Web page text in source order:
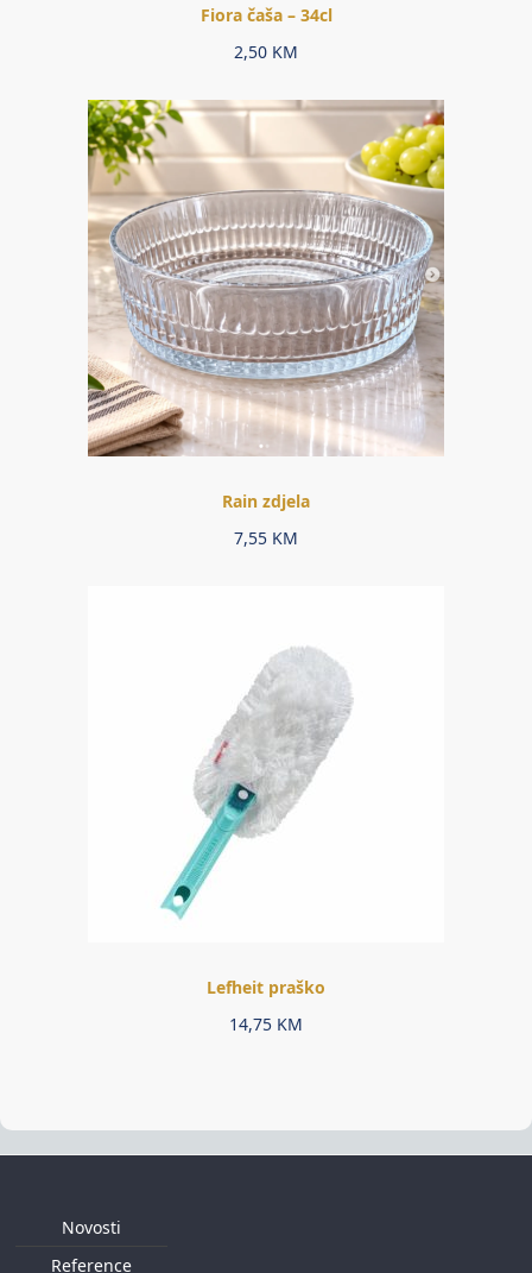
Fiora čaša – 34cl
2,50 KM
Rain zdjela
7,55 KM
Lefheit praško
14,75 KM
Novosti
Reference